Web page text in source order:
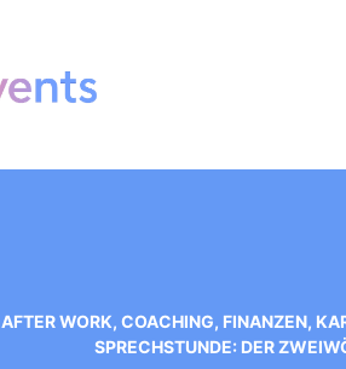
AFTER WORK, COACHING, FINANZEN,
SPRECHSTUNDE: DER